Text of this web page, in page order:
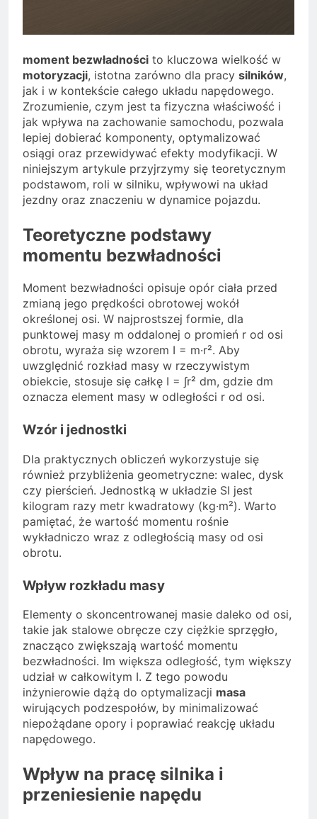
moment bezwładności to kluczowa wielkość w
motoryzacji, istotna zarówno dla pracy silników,
jak i w kontekście całego układu napędowego.
Zrozumienie, czym jest ta fizyczna właściwość i
jak wpływa na zachowanie samochodu, pozwala
lepiej dobierać komponenty, optymalizować
osiągi oraz przewidywać efekty modyfikacji. W
niniejszym artykule przyjrzymy się teoretycznym
podstawom, roli w silniku, wpływowi na układ
jezdny oraz znaczeniu w dynamice pojazdu.
Teoretyczne podstawy
momentu bezwładności
Moment bezwładności opisuje opór ciała przed
zmianą jego prędkości obrotowej wokół
określonej osi. W najprostszej formie, dla
punktowej masy m oddalonej o promień r od osi
obrotu, wyraża się wzorem I = m·r². Aby
uwzględnić rozkład masy w rzeczywistym
obiekcie, stosuje się całkę I = ∫r² dm, gdzie dm
oznacza element masy w odległości r od osi.
Wzór i jednostki
Dla praktycznych obliczeń wykorzystuje się
również przybliżenia geometryczne: walec, dysk
czy pierścień. Jednostką w układzie SI jest
kilogram razy metr kwadratowy (kg·m²). Warto
pamiętać, że wartość momentu rośnie
wykładniczo wraz z odległością masy od osi
obrotu.
Wpływ rozkładu masy
Elementy o skoncentrowanej masie daleko od osi,
takie jak stalowe obręcze czy ciężkie sprzęgło,
znacząco zwiększają wartość momentu
bezwładności. Im większa odległość, tym większy
udział w całkowitym I. Z tego powodu
inżynierowie dążą do optymalizacji masa
wirujących podzespołów, by minimalizować
niepożądane opory i poprawiać reakcję układu
napędowego.
Wpływ na pracę silnika i
przeniesienie napędu